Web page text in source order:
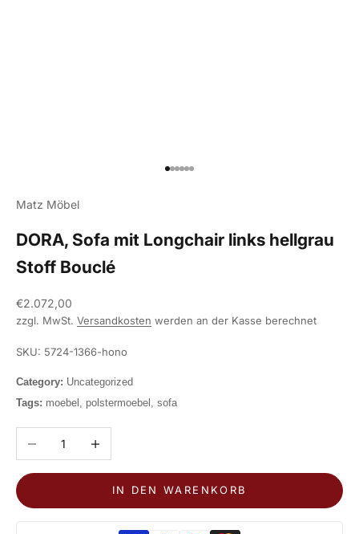
Gehe zu Element 1
Gehe zu Element 2
Gehe zu Element 3
Gehe zu Element 4
Gehe zu Element 5
Gehe zu Element 6
Matz Möbel
DORA, Sofa mit Longchair links hellgrau
Stoff Bouclé
Angebot
€2.072,00
zzgl. MwSt. Versandkosten werden an der Kasse berechnet
SKU: 5724-1366-hono
Category: Uncategorized
Tags: moebel, polstermoebel, sofa
Anzahl verringernAnzahl erhöhen
IN DEN WARENKORB